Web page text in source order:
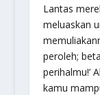
Lantas
meluaskan
peroleh;
perihalmu!’
kamu